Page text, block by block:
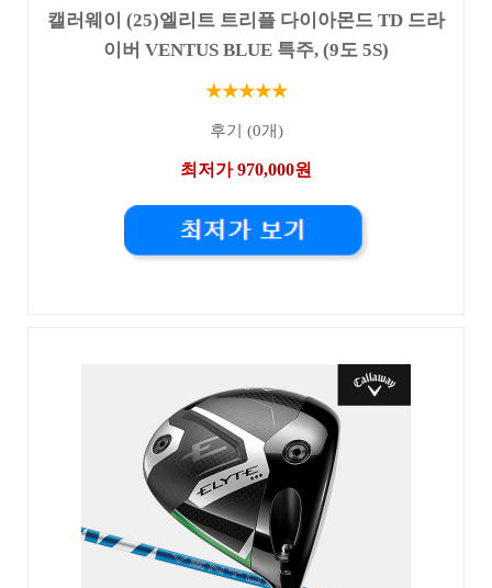
캘러웨이 (25)엘리트 트리플 다이아몬드 TD 드라
이버 VENTUS BLUE 특주, (9도 5S)
★★★★★
후기 (0개)
최저가 970,000원